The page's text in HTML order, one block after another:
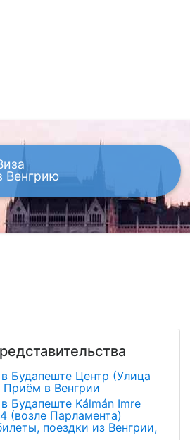
Венгрию
Будапеште Центр (Улица
Приём в Венгрии
Будапеште Kálmán Imre
(возле Парламента)
поездки из Венгрии,